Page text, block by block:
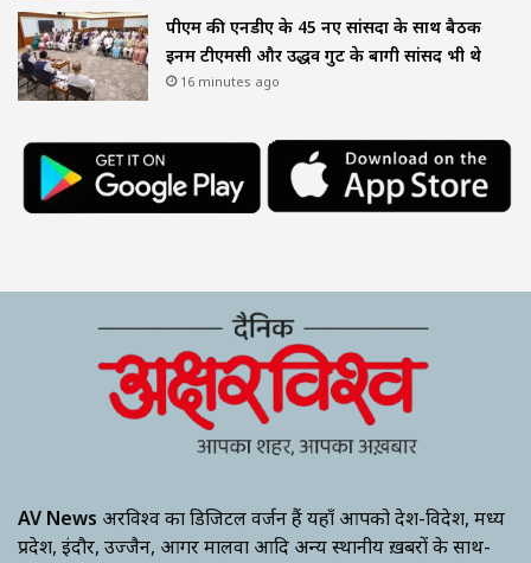
पीएम की एनडीए के 45 नए सांसदों के साथ बैठक
इनमें टीएमसी और उद्धव गुट के बागी सांसद भी थे
16 minutes ago
AV News अक्षरविश्व का डिजिटल वर्जन हैं यहाँ आपको देश-विदेश, मध्य
प्रदेश, इंदौर, उज्जैन, आगर मालवा आदि अन्य स्थानीय ख़बरों के साथ-